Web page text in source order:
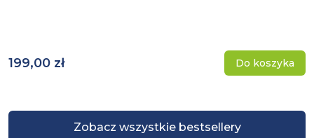
Zobacz wszystkie bestsellery
199,00 zł Do koszyka